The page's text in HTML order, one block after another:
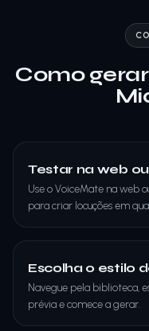
Como
Testar na web
Use o VoiceMate na web
para criar locuções em
Escolha o estilo
Navegue pela biblioteca,
prévia e comece a gerar.